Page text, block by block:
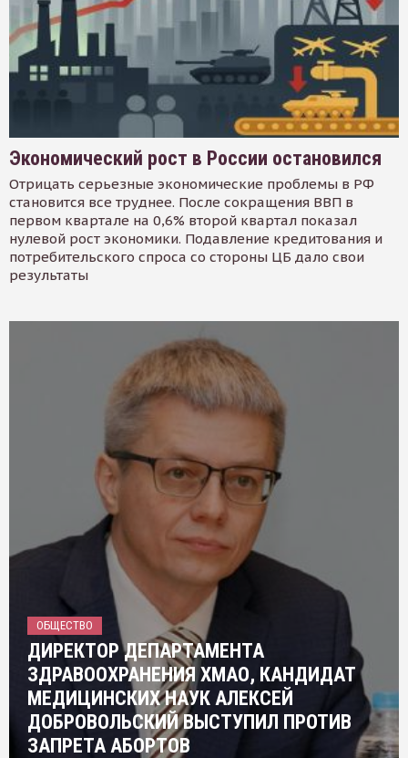
Экономический рост в России остановился
Отрицать серьезные экономические проблемы в РФ
становится все труднее. После сокращения ВВП в
первом квартале на 0,6% второй квартал показал
нулевой рост экономики. Подавление кредитования и
потребительского спроса со стороны ЦБ дало свои
результаты
ОБЩЕСТВО
ДИРЕКТОР ДЕПАРТАМЕНТА
ЗДРАВООХРАНЕНИЯ ХМАО, КАНДИДАТ
МЕДИЦИНСКИХ НАУК АЛЕКСЕЙ
ДОБРОВОЛЬСКИЙ ВЫСТУПИЛ ПРОТИВ
ЗАПРЕТА АБОРТОВ